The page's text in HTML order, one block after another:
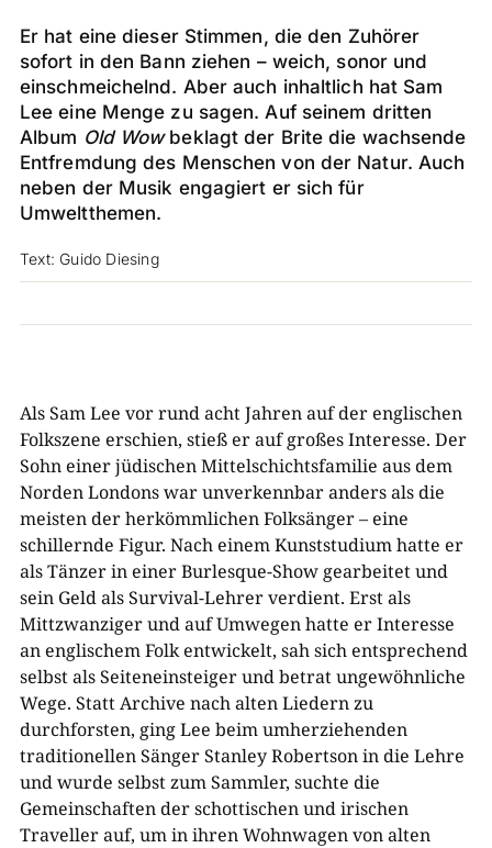
Er hat eine dieser Stimmen, die den Zuhörer
sofort in den Bann ziehen – weich, sonor und
einschmeichelnd. Aber auch inhaltlich hat Sam
Lee eine Menge zu sagen. Auf seinem dritten
Album Old Wowbeklagt der Brite die wachsende
Entfremdung des Menschen von der Natur. Auch
neben der Musik engagiert er sich für
Umweltthemen.
Text: Guido Diesing
Als Sam Lee vor rund acht Jahren auf der englischen
Folkszene erschien, stieß er auf großes Interesse. Der
Sohn einer jüdischen Mittelschichtsfamilie aus dem
Norden Londons war unverkennbar anders als die
meisten der herkömmlichen Folksänger – eine
schillernde Figur. Nach einem Kunststudium hatte er
als Tänzer in einer Burlesque-Show gearbeitet und
sein Geld als Survival-Lehrer verdient. Erst als
Mittzwanziger und auf Umwegen hatte er Interesse
an englischem Folk entwickelt, sah sich entsprechend
selbst als Seiteneinsteiger und betrat ungewöhnliche
Wege. Statt Archive nach alten Liedern zu
durchforsten, ging Lee beim umherziehenden
traditionellen Sänger Stanley Robertson in die Lehre
und wurde selbst zum Sammler, suchte die
Gemeinschaften der schottischen und irischen
Traveller auf, um in ihren Wohnwagen von alten